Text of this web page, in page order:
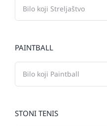
PAINTBALL
STONI TENIS